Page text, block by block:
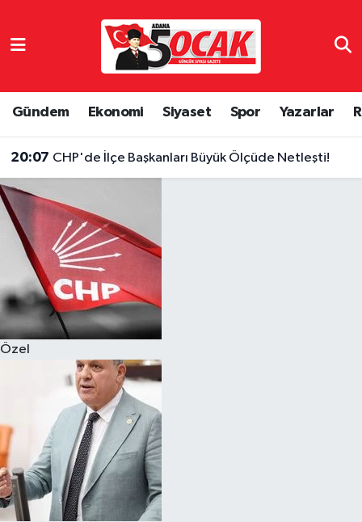
Gündem Ekonomi Siyaset Spor Yazarlar
20:07 CHP'de İlçe Başkanları Büyük Ölçüde Netleşti!
Özel
Eğitim
Ekonomi
Gündem
Magazin
Özel
Resmi İlanlar
Sağlık
Hava Durumu
Son Dakika Haberleri
Haber Arşivi